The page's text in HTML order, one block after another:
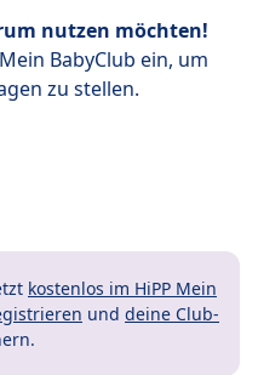
nutzen möchten!
BabyClub ein, um
zu stellen.
kostenlos im HiPP Mein
und deine Club-